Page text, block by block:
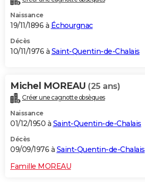
Naissance
19/11/1896 à Échourgnac
Décès
10/11/1976 à Saint-Quentin-de-Chalais
Michel MOREAU (25 ans)
Créer une cagnotte obsèques
Naissance
01/12/1950 à Saint-Quentin-de-Chalais
Décès
09/09/1976 à Saint-Quentin-de-Chalais
Famille MOREAU